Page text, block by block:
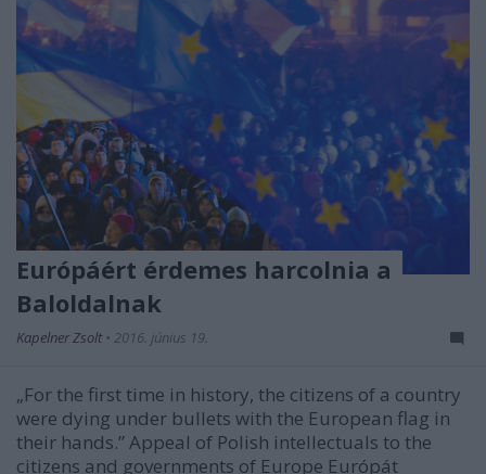
Európáért érdemes harcolnia a
Baloldalnak
Kapelner Zsolt • 2016. június 19.
„For the first time in history, the citizens of a country
were dying under bullets with the European flag in
their hands.” Appeal of Polish intellectuals to the
citizens and governments of Europe Európát